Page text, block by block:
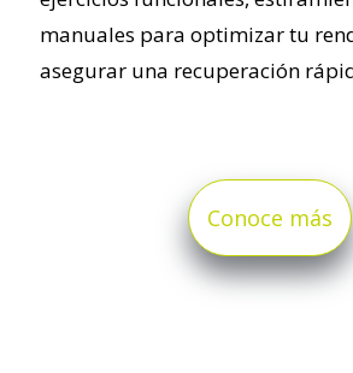
manuales para optimizar tu
asegurar una recuperación
Conoce más